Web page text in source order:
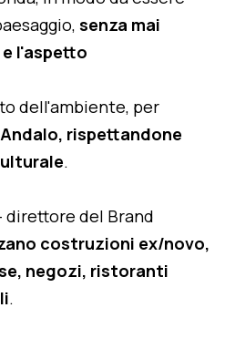
senza mai
l'aspetto
dell'ambiente, per
rispettandone
.
direttore del Brand
costruzioni ex/novo,
negozi, ristoranti
.